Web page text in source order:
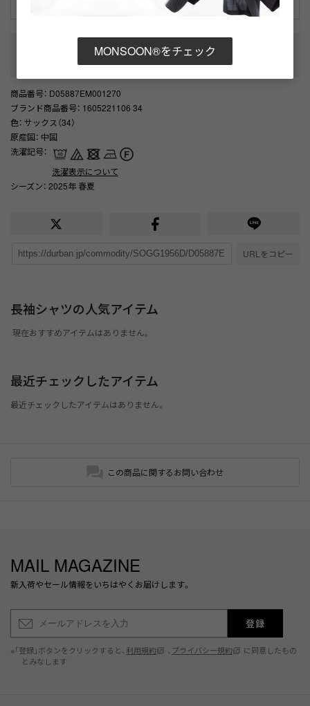
商品番号： D05887EM001270
ブランド商品番号： 1605221106 34
色： サックス（34）
原産国： 中国
洗濯記号：
洗濯表示について
シーズン： 2025年 春夏
URLをコピー
長袖シャツの人気アイテム
現在おすすめアイテムはありません。
最近チェックしたアイテム
最近チェックしたアイテムはありません。
この商品に関するお問い合わせ
MAIL MAGAZINE
新入荷やセール情報をいちはやくお届けします。
登録
※「登録」ボタンをクリックすると、 利用規約 、 プライバシー規約
に同意したもの
とみなします
MONSOON®をチェック